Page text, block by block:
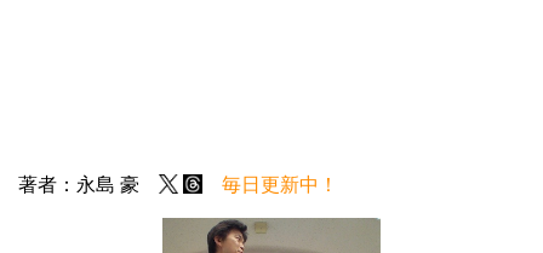
著者：永島 豪 毎日更新中！